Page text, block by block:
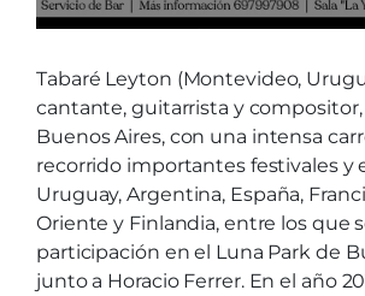
Tabaré Leyton (Montevideo,
cantante, guitarrista y compositor,
Buenos Aires, con una intensa
recorrido importantes festivales y
Uruguay, Argentina, España,
Oriente y Finlandia, entre los que
participación en el Luna Park de
junto a Horacio Ferrer. En el año